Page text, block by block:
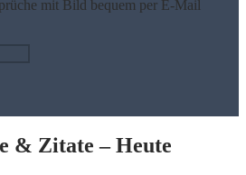
& Zitate – Heute